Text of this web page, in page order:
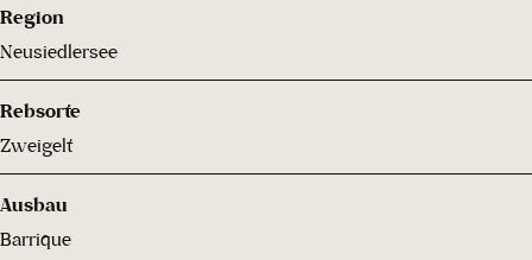
Region
Neusiedlersee
Rebsorte
Zweigelt
Ausbau
Barrique